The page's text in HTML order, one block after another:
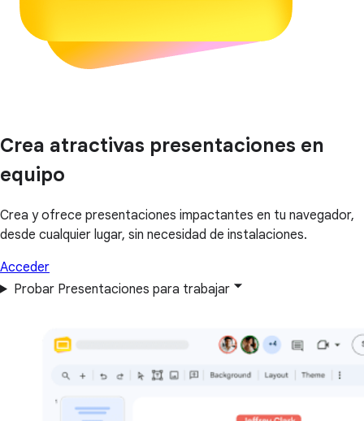
Crea atractivas presentaciones en
equipo
Crea y ofrece presentaciones impactantes en tu navegador,
desde cualquier lugar, sin necesidad de instalaciones.
Acceder
Probar Presentaciones para trabajar